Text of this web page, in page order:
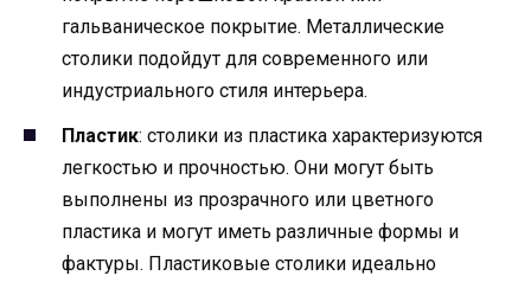
гальваническое покрытие. Металлические
столики подойдут для современного или
индустриального стиля интерьера.
Пластик: столики из пластика характеризуются
легкостью и прочностью. Они могут быть
выполнены из прозрачного или цветного
пластика и могут иметь различные формы и
фактуры. Пластиковые столики идеально